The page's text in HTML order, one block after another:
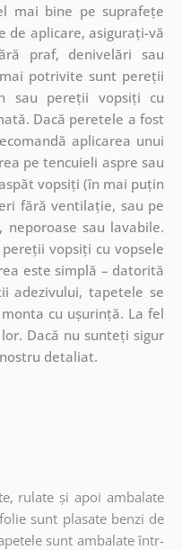
mai bine pe suprafețe
de aplicare, asigurați-vă
praf, denivelări sau
potrivite sunt pereții
sau pereții vopsiți cu
Dacă peretele a fost
aplicarea unui
pe tencuieli aspre sau
vopsiți (în mai puțin
fără ventilație, sau pe
neporoase sau lavabile.
vopsiți cu vopsele
este simplă – datorită
adezivului, tapetele se
cu ușurință. La fel
Dacă nu sunteți sigur
detaliat.
rulate și apoi ambalate
sunt plasate benzi de
sunt ambalate într-